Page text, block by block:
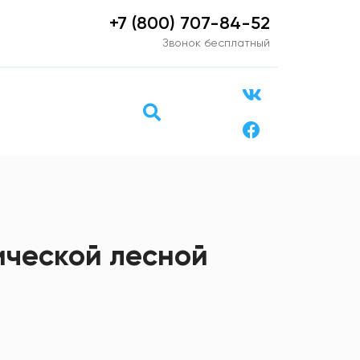
+7 (800) 707-84-52
Звонок бесплатный
лесной